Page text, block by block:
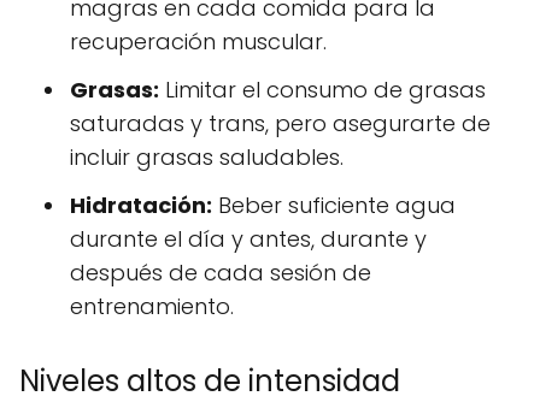
magras en cada comida para la
recuperación muscular.
Grasas: Limitar el consumo de grasas
saturadas y trans, pero asegurarte de
incluir grasas saludables.
Hidratación: Beber suficiente agua
durante el día y antes, durante y
después de cada sesión de
entrenamiento.
Niveles altos de intensidad